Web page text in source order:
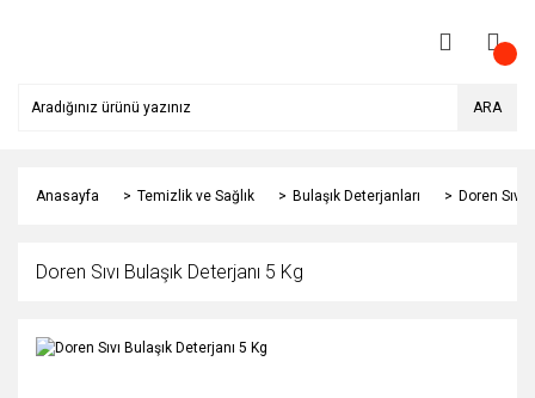
ARA
Anasayfa Temizlik ve Sağlık Bulaşık Deterjanları Doren Sıvı
Doren Sıvı Bulaşık Deterjanı 5 Kg